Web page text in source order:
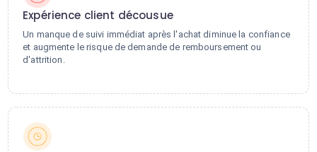
Expérience client décousue
Un manque de suivi immédiat après l'achat diminue la confiance
et augmente le risque de demande de remboursement ou
d'attrition.